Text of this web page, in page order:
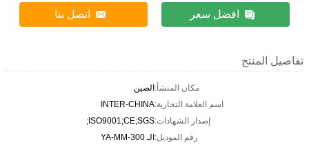
افضل سعر اتصل بنا
تفاصيل المنتج
مكان المنشأ:الصين
اسم العلامة التجارية:INTER-CHINA
إصدار الشهادات:ISO9001;CE;SGS;
رقم الموديل:الـ YA-MM-300